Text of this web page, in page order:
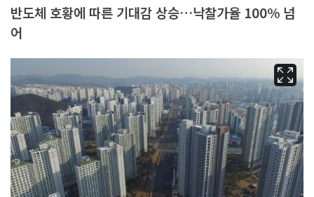
반도체 호황에 따른 기대감 상승…낙찰가율 100% 넘
어